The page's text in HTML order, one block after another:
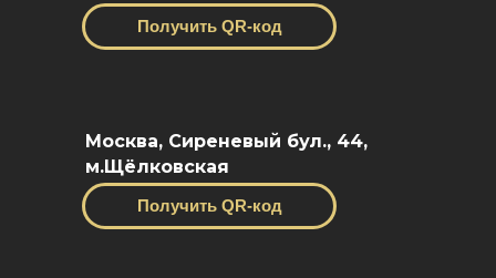
Получить QR-код
Москва, Сиреневый бул., 44,
м.Щёлковская
Получить QR-код